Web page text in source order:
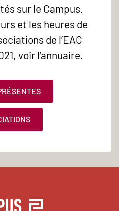
sur le Campus.
et les heures de
de l’EAC
voir l’annuaire.